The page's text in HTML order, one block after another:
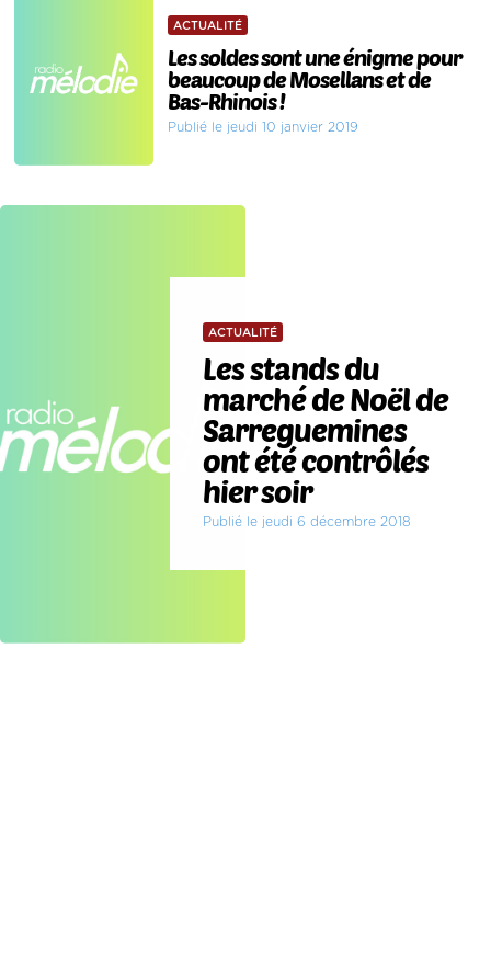
ACTUALITÉ
Les soldes sont une énigme pour
beaucoup de Mosellans et de
Bas-Rhinois !
Publié le jeudi 10 janvier 2019
ACTUALITÉ
Les stands du
marché de Noël de
Sarreguemines
ont été contrôlés
hier soir
Publié le jeudi 6 décembre 2018